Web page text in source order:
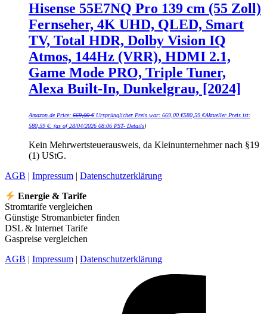
Hisense 55E7NQ Pro 139 cm (55 Zoll)
Fernseher, 4K UHD, QLED, Smart
TV, Total HDR, Dolby Vision IQ
Atmos, 144Hz (VRR), HDMI 2.1,
Game Mode PRO, Triple Tuner,
Alexa Built-In, Dunkelgrau, [2024]
Amazon.de Price: 669,00€ Ursprünglicher Preis war: 669,00 €580,59 €Aktueller Preis ist:
580,59 €. (as of 28/04/2026 08:06 PST- Details)
Kein Mehrwertsteuerausweis, da Kleinunternehmer nach §19
(1) UStG.
AGB | Impressum | Datenschutzerklärung
Energie & Tarife
Stromtarife vergleichen
Günstige Stromanbieter finden
DSL & Internet Tarife
Gaspreise vergleichen
AGB | Impressum | Datenschutzerklärung